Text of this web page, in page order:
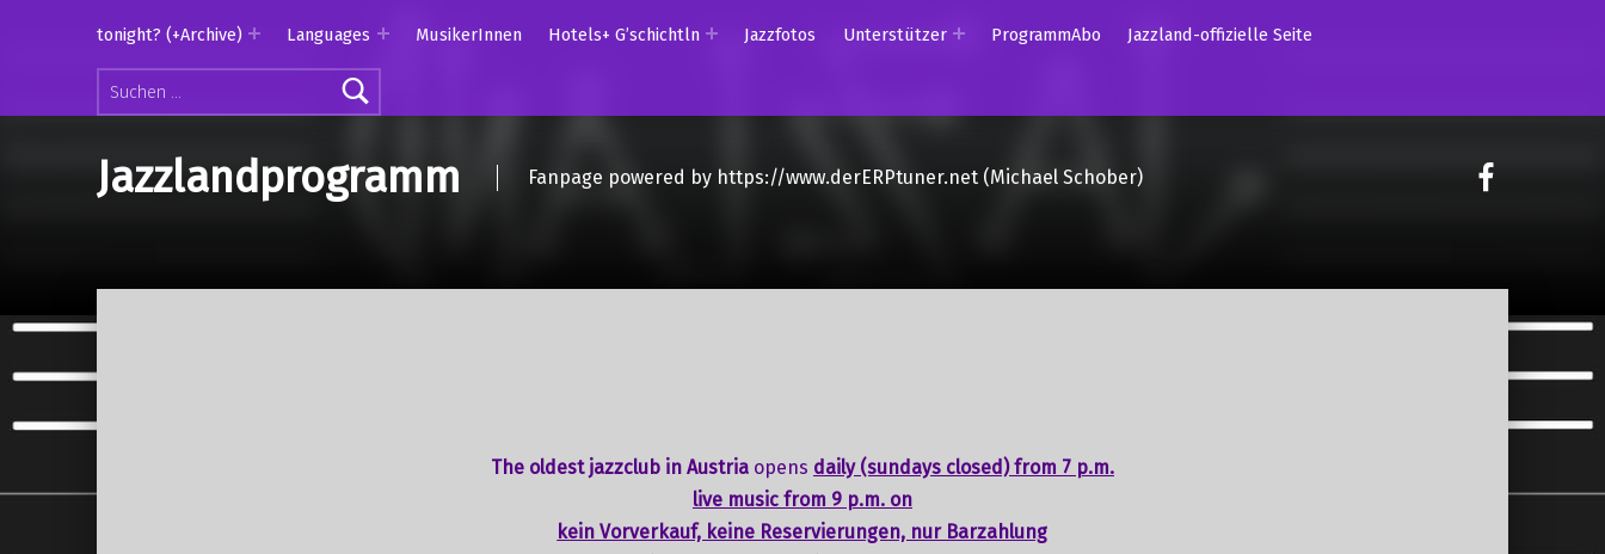
Suchen nach:
tonight? (+Archive) Languages MusikerInnen Hotels+ G’schichtln Jazzfotos Unterstützer ProgrammAbo Jazzland-offizielle Seite
Jazzlandprogramm Fanpage powered by https://www.derERPtuner.net (Michael Schober)
on
The oldest jazzclub in Austria opens daily (sundays closed) from 7 p.m.
live music from 9 p.m. on
kein Vorverkauf, keine Reservierungen, nur Barzahlung